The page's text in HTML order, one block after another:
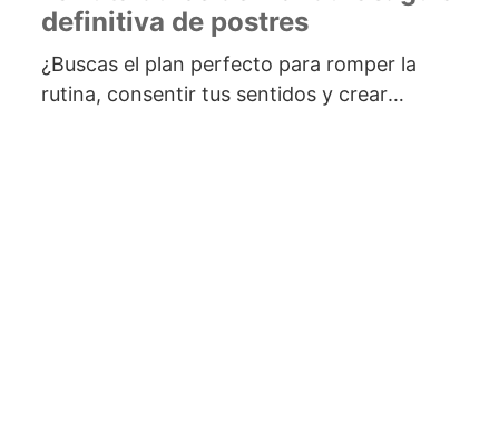
definitiva de postres
¿Buscas el plan perfecto para romper la
rutina, consentir tus sentidos y crear